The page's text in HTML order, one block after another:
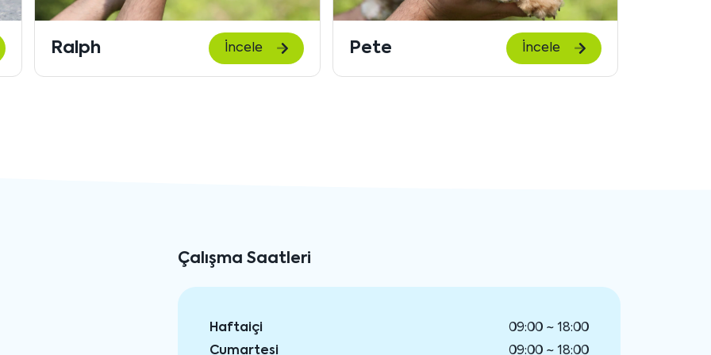
Pete İncele Penny İncele
Çalışma Saatleri
Haftaiçi
09:00 ~ 18:00
Cumartesi
09:00 ~ 18:00